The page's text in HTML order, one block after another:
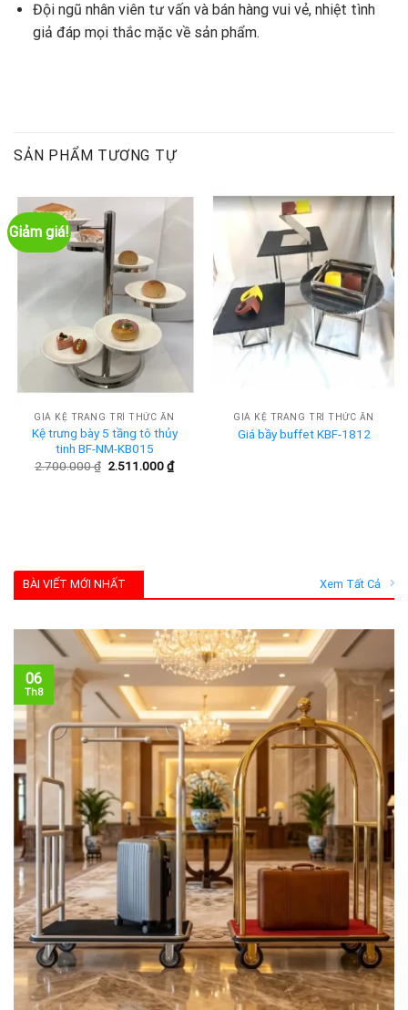
Đội ngũ nhân viên tư vấn và bán hàng vui vẻ, nhiệt tình
giả đáp mọi thắc mặc về sản phẩm.
SẢN PHẨM TƯƠNG TỰ
Giảm giá!
GIÁ KỆ TRANG TRÍ THỨC ĂN
Kệ trưng bày 5 tầng tô thủy
tinh BF-NM-KB015
2.700.000₫ Giá
2.511.000₫Giá
hiện
GIÁ KỆ TRANG TRÍ THỨC ĂN
Giá bầy buffet KBF-1812
BÀI VIẾT MỚI NHẤT Xem Tất Cả
06
Th8